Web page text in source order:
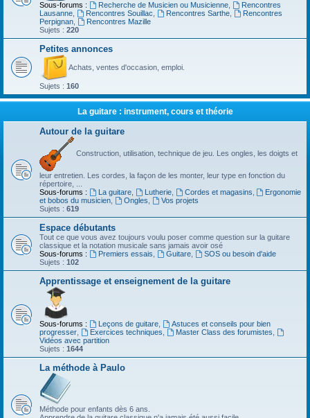
Sous-forums : Recherche de Musicien ou Musicienne,
Rencontres
Lausanne
Rencontres Souillac Rencontres Sarthe,
Rencontres
Perpignan
Rencontres Mazille
Sujets : 220
Petites annonces
Achats, ventes d'occasion, emploi.
Sujets : 160
La guitare : instrument, cours et théorie
Autour de la guitare
Construction, utilisation, technique de jeu. Les ongles, les doigts et
leur entretien. Les cordes, la façon de les monter, leur type en fonction du
répertoire, ...
Sous-forums :
La guitare, Lutherie, Cordes et magasins
Ergonomie
et bobos du musicien
Ongles
Vos projets
Sujets : 619
Espace débutants
Tout ce que vous avez toujours voulu poser comme question sur la guitare
classique et la notation musicale sans jamais avoir osé
Sous-forums :
Premiers essais Guitare,
SOS ou besoin d'aide
Sujets : 102
Apprentissage et enseignement de la guitare
Sous-forums : Leçons de guitare,
Astuces et conseils pour bien
progresser
Exercices techniques Master Class des forumistes
Vidéos avec partition
Sujets : 1644
La méthode à Paulo
Méthode pour enfants dès 6 ans.